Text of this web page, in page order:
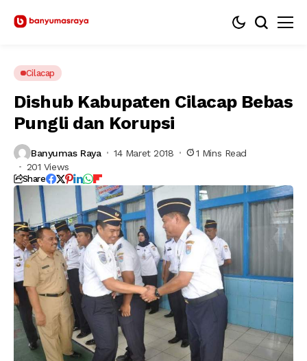
Cilacap
Dishub Kabupaten Cilacap Bebas
Pungli dan Korupsi
Banyumas Raya 14 Maret 2018
1 Mins Read
201 Views
Share